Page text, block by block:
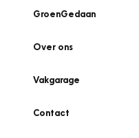
GroenGedaan
Over ons
Vakgarage
Contact